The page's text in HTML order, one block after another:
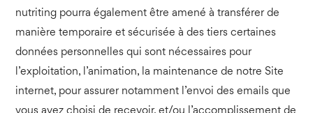
nutriting pourra également être amené à transférer de
manière temporaire et sécurisée à des tiers certaines
données personnelles qui sont nécessaires pour
l’exploitation, l’animation, la maintenance de notre Site
internet, pour assurer notamment l’envoi des emails que